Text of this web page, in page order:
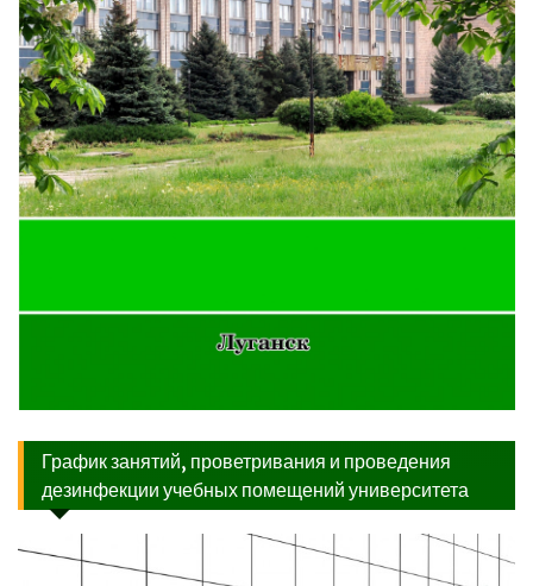
График занятий, проветривания и проведения
дезинфекции учебных помещений университета